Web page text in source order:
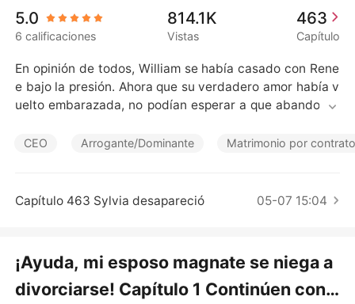
Instalar APP
Urbano
Cuentos Cortos
5.0
6 calificaciones
814.1K
Vistas
463
Capítulo
En opinión de todos, William se había casado con Rene
e bajo la presión. Ahora que su verdadero amor había v
uelto embarazada, no podían esperar a que abandonar
s los días. Lo deseo incluso más que cualquiera de uste
nto de salvar las apariencias.
CEO Arrogante/Dominante Matrimonio por
Capítulo 463 Sylvia desapareció 05-07 15:04
¡Ayuda, mi esposo magnate se niega a
divorciarse! Capítulo 1 Continúen con